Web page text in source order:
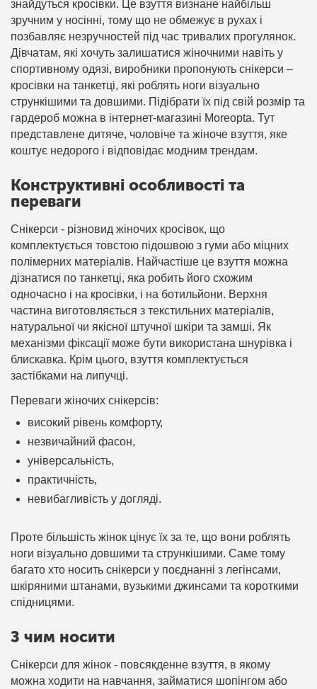
знайдуться кросівки. Це взуття визнане найбільш
зручним у носінні, тому що не обмежує в рухах і
позбавляє незручностей під час тривалих прогулянок.
Дівчатам, які хочуть залишатися жіночними навіть у
спортивному одязі, виробники пропонують снікерси –
кросівки на танкетці, які роблять ноги візуально
стрункішими та довшими. Підібрати їх під свій розмір та
гардероб можна в інтернет-магазині Moreopta. Тут
представлене дитяче, чоловіче та жіноче взуття, яке
коштує недорого і відповідає модним трендам.
Конструктивні особливості та
переваги
Снікерси - різновид жіночих кросівок, що
комплектується товстою підошвою з гуми або міцних
полімерних матеріалів. Найчастіше це взуття можна
дізнатися по танкетці, яка робить його схожим
одночасно і на кросівки, і на ботильйони. Верхня
частина виготовляється з текстильних матеріалів,
натуральної чи якісної штучної шкіри та замші. Як
механізми фіксації може бути використана шнурівка і
блискавка. Крім цього, взуття комплектується
застібками на липучці.
Переваги жіночих снікерсів:
високий рівень комфорту,
незвичайний фасон,
універсальність,
практичність,
невибагливість у догляді.
Проте більшість жінок цінує їх за те, що вони роблять
ноги візуально довшими та стрункішими. Саме тому
багато хто носить снікерси у поєднанні з легінсами,
шкіряними штанами, вузькими джинсами та короткими
спідницями.
З чим носити
Снікерси для жінок - повсякденне взуття, в якому
можна ходити на навчання, займатися шопінгом або